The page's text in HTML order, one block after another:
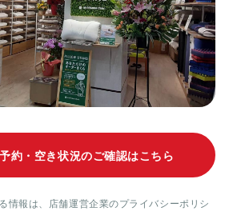
約・空き状況のご確認はこちら
情報は、店舗運営企業のプライバシーポリシ